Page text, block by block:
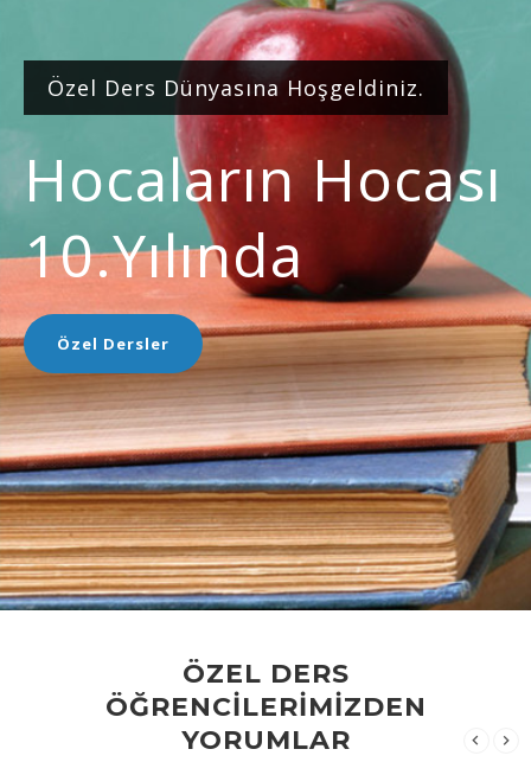
Özel Ders Dünyasına Hoşgeldiniz.
Hocaların Hocası
10.yılında
Özel Dersler
ÖZEL DERS
ÖĞRENCİLERİMİZDEN
YORUMLAR